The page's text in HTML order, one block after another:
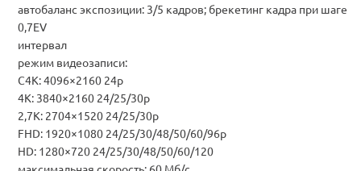
автобаланс экспозиции: 3/5 кадров; брекетинг кадра при шаге
0,7EV
интервал
режим видеозаписи:
C4K: 4096×2160 24p
4K: 3840×2160 24/25/30p
2,7K: 2704×1520 24/25/30p
FHD: 1920×1080 24/25/30/48/50/60/96p
HD: 1280×720 24/25/30/48/50/60/120